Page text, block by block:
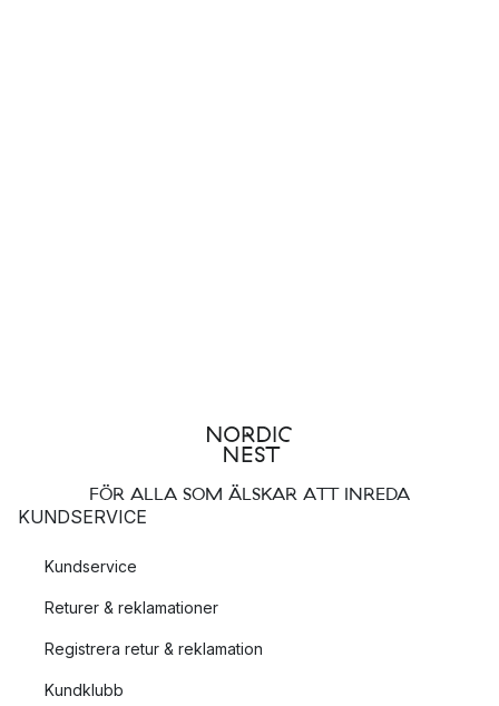
FÖR ALLA SOM ÄLSKAR ATT INREDA
KUNDSERVICE
Kundservice
Returer & reklamationer
Registrera retur & reklamation
Kundklubb